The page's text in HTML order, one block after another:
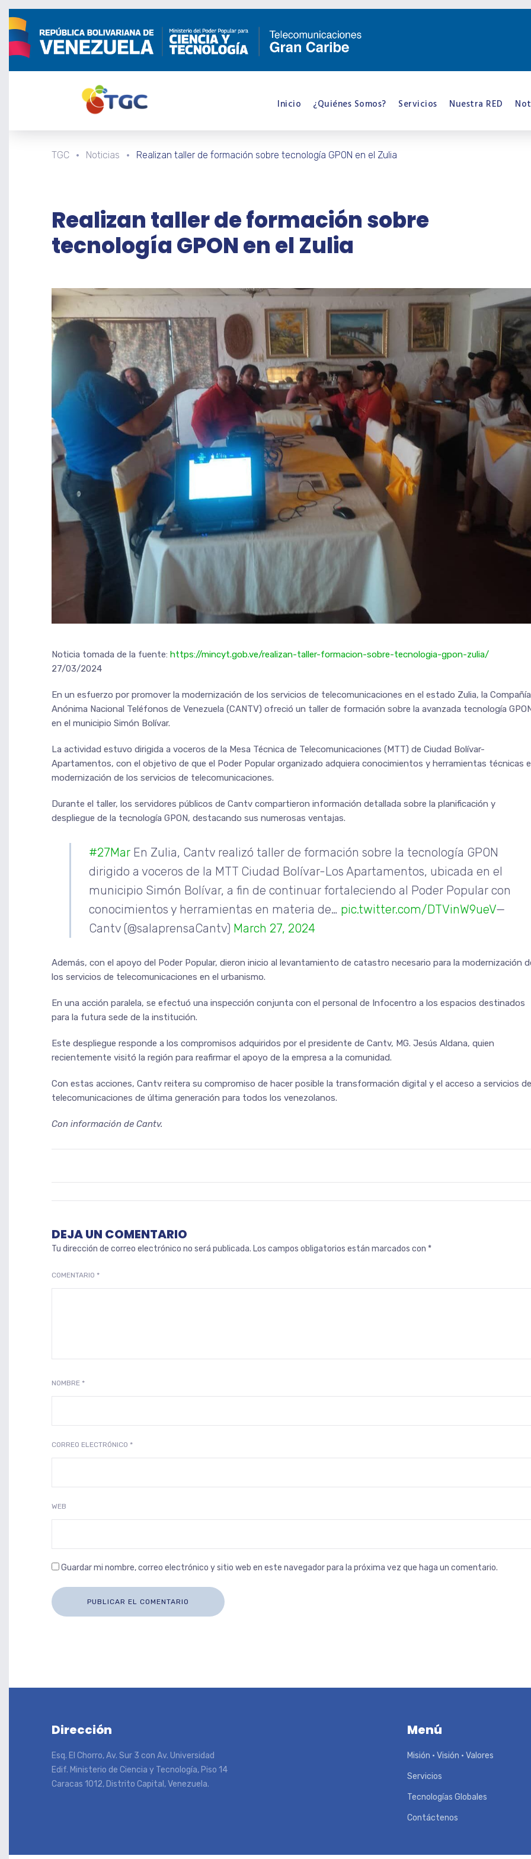
Inicio ¿Quiénes Somos? Servicios Nuestra RED
TGC Noticias Realizan taller de formación sobre tecnología GPON en el Zulia
Realizan taller de formación sobre
tecnología GPON en el Zulia
Noticia tomada de la fuente: https://mincyt.gob.ve/realizan-taller-formacion-sobre-tecnologia-gpon-zulia/
27/03/2024
En un esfuerzo por promover la modernización de los servicios de telecomunicaciones en el estado Zulia, la Compañía
Anónima Nacional Teléfonos de Venezuela (CANTV) ofreció un taller de formación sobre la avanzada tecnología
en el municipio Simón Bolívar.
La actividad estuvo dirigida a voceros de la Mesa Técnica de Telecomunicaciones (MTT) de Ciudad Bolívar-
Apartamentos, con el objetivo de que el Poder Popular organizado adquiera conocimientos y herramientas técnicas
modernización de los servicios de telecomunicaciones.
Durante el taller, los servidores públicos de Cantv compartieron información detallada sobre la planificación y
despliegue de la tecnología GPON, destacando sus numerosas ventajas.
#27Mar En Zulia, Cantv realizó taller de formación sobre la tecnología GPON
dirigido a voceros de la MTT Ciudad Bolívar-Los Apartamentos, ubicada en el
municipio Simón Bolívar, a fin de continuar fortaleciendo al Poder Popular con
conocimientos y herramientas en materia de… pic.twitter.com/DTVinW9ueV—
Cantv (@salaprensaCantv) March 27, 2024
Además, con el apoyo del Poder Popular, dieron inicio al levantamiento de catastro necesario para la modernización
los servicios de telecomunicaciones en el urbanismo.
En una acción paralela, se efectuó una inspección conjunta con el personal de Infocentro a los espacios destinados
para la futura sede de la institución.
Este despliegue responde a los compromisos adquiridos por el presidente de Cantv, MG. Jesús Aldana, quien
recientemente visitó la región para reafirmar el apoyo de la empresa a la comunidad.
Con estas acciones, Cantv reitera su compromiso de hacer posible la transformación digital y el acceso a servicios de
telecomunicaciones de última generación para todos los venezolanos.
Con información de Cantv.
DEJA UN COMENTARIO
Tu dirección de correo electrónico no será publicada. Los campos obligatorios están marcados con *
COMENTARIO *
NOMBRE *
CORREO ELECTRÓNICO *
WEB
Guardar mi nombre, correo electrónico y sitio web en este navegador para la próxima vez que haga un comentario.
Dirección
Esq. El Chorro, Av. Sur 3 con Av. Universidad
Edif. Ministerio de Ciencia y Tecnología, Piso 14
Caracas 1012, Distrito Capital, Venezuela.
Menú
Misión • Visión • Valores
Servicios
Tecnologías Globales
Contáctenos